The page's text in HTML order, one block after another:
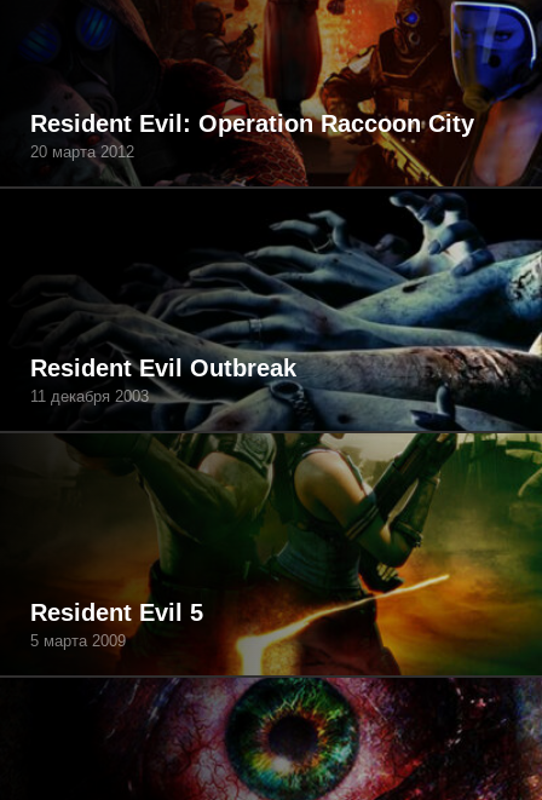
Resident Evil: Operation Raccoon City
20 марта 2012
Resident Evil Outbreak
11 декабря 2003
Resident Evil 5
5 марта 2009